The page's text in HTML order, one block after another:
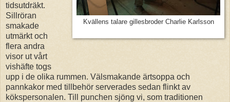
Kvällens talare gillesbroder Charlie Karlsson
tidsutdräkt.
Sillröran
smakade
utmärkt och
flera andra
visor ut vårt
vishäfte togs
upp i de olika rummen. Välsmakande ärtsoppa och
pannkakor med tillbehör serverades sedan flinkt av
kökspersonalen. Till punchen sjöng vi, som traditionen